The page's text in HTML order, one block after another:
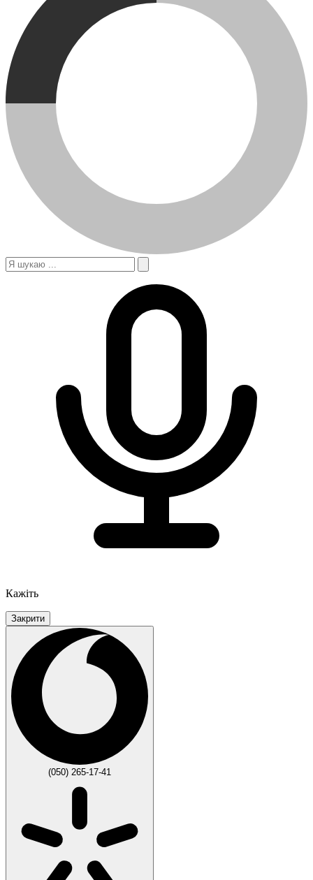
Кажіть
Закрити
(050) 265-17-41